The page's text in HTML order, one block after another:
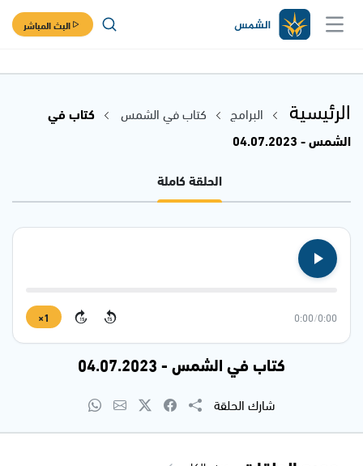
البث المباشر
الرئيسية البرامج كتاب في الشمس
كتاب في
الشمس - 04.07.2023
الحلقة كاملة
0:00
/
0:00
15
15
1×
كتاب في الشمس - 04.07.2023
شارك الحلقة